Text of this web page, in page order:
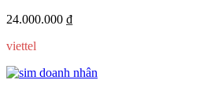
24.000.000 ₫
viettel